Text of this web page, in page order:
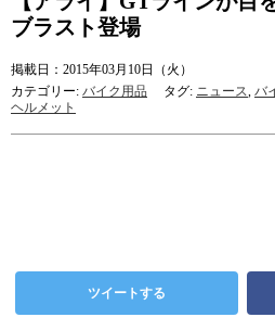
ブラスト登場
掲載日：2015年03月10日（火）
カテゴリー: バイク用品 タグ: ニュース, バ
ヘルメット
ツイートする